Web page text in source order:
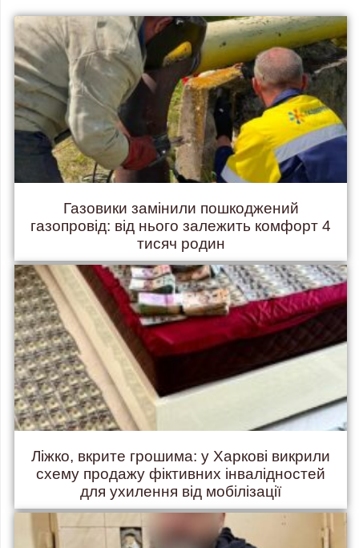
Газовики замінили пошкоджений
газопровід: від нього залежить комфорт 4
тисяч родин
Ліжко, вкрите грошима: у Харкові викрили
схему продажу фіктивних інвалідностей
для ухилення від мобілізації